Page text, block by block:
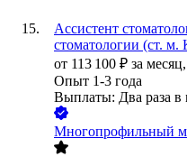
Ассистент
стоматологии (ст.
от 113 100 ₽ за месяц,
Опыт 1-3 года
Выплаты: Два раза в
Многопрофильный